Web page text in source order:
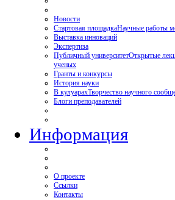
Новости
Стартовая площадкаНаучные работы
Выставка инноваций
Экспертиза
Публичный университетОткрытые
ученых
Гранты и конкурсы
История науки
В кулуарахТворчество научного
Блоги преподавателей
Информация
О проекте
Ссылки
Контакты